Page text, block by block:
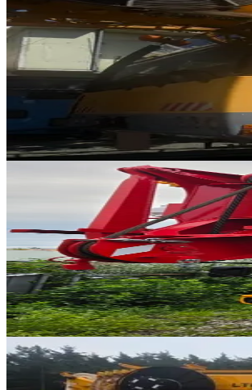
Liebherr · AT 크레인· AT-304
NEW
LTM 1095-5.1
2008년식 · 95톤
가격 문의
65
·RT-306
NEW
KR-80H-F2
2025년식 · 80톤
가격 문의 3
1105
판매중 추천매물
Liebherr · AT 크레인·AT-300